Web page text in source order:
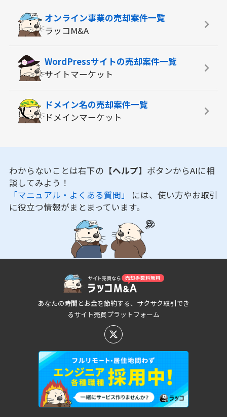
オンライン事業の売却案件一覧
ラッコM&A
WordPressサイトの売却案件一覧
サイトマーケット
ドメイン名の売却案件一覧
ドメインマーケット
わからないことは右下の 【ヘルプ】 ボタンからAIに相
談してみよう！
「マニュアル・よくある質問」 には、使い方やお取引
に役立つ情報がまとまっています。
あなたの時間とお金を節約する、サクサク取引でき
るサイト売買プラットフォーム